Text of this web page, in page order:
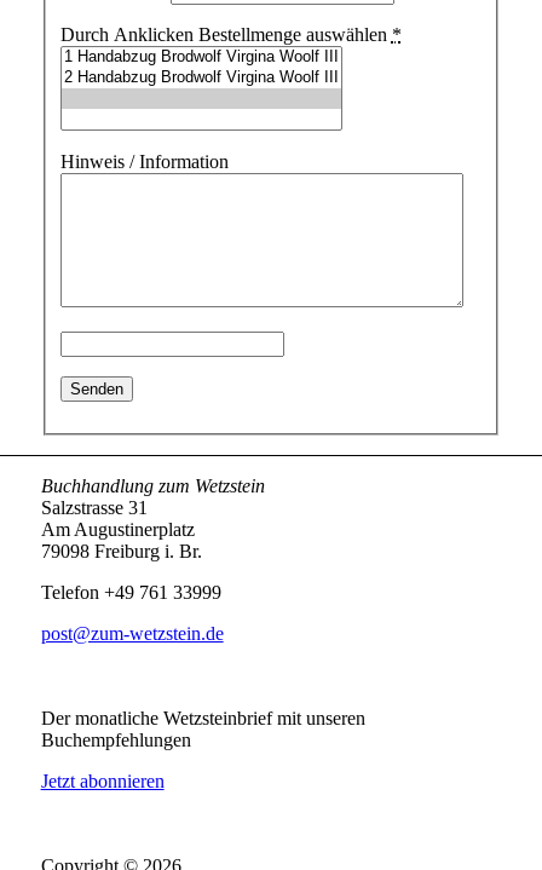
Durch Anklicken Bestellmenge auswählen *
Hinweis / Information
Buchhandlung zum Wetzstein
Salzstrasse 31
Am Augustinerplatz
79098 Freiburg i. Br.
Telefon +49 761 33999
post@zum-wetzstein.de
Der monatliche Wetzsteinbrief mit unseren
Buchempfehlungen
Jetzt abonnieren
Copyright © 2026,